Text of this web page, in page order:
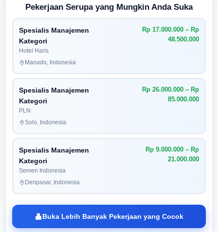
Pekerjaan Serupa yang Mungkin Anda Suka
Spesialis Manajemen
Kategori
Hotel Haris
Rp 17.000.000 – Rp
48.500.000
Manado, Indonesia
Spesialis Manajemen
Kategori
PLN
Rp 26.000.000 – Rp
85.000.000
Solo, Indonesia
Spesialis Manajemen
Kategori
Semen Indonesia
Rp 9.000.000 – Rp
21.000.000
Denpasar, Indonesia
Buka Lebih Banyak Pekerjaan yang Cocok